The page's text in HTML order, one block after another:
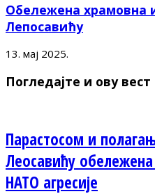
Обележена храмовна
Лепосавићу
13. мај 2025.
Погледајте и ову вест
Парастосом и
Леосавићу
НАТО агресије